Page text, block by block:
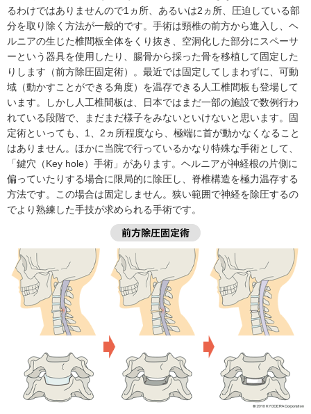
るわけではありませんので1ヵ所、あるいは2ヵ所、圧迫している部
分を取り除く方法が一般的です。手術は頸椎の前方から進入し、ヘ
ルニアの生じた椎間板全体をくり抜き、空洞化した部分にスペーサ
ーという器具を使用したり、腸骨から採った骨を移植して固定した
りします（前方除圧固定術）。最近では固定してしまわずに、可動
域（動かすことができる角度）を温存できる人工椎間板も登場して
います。しかし人工椎間板は、日本ではまだ一部の施設で数例行わ
れている段階で、まだまだ様子をみないといけないと思います。固
定術といっても、1、2ヵ所程度なら、極端に首が動かなくなること
はありません。ほかに当院で行っているかなり特殊な手術として、
「鍵穴（Key hole）手術」があります。ヘルニアが神経根の片側に
偏っていたりする場合に限局的に除圧し、脊椎構造を極力温存する
方法です。この場合は固定しません。狭い範囲で神経を除圧するの
でより熟練した手技が求められる手術です。